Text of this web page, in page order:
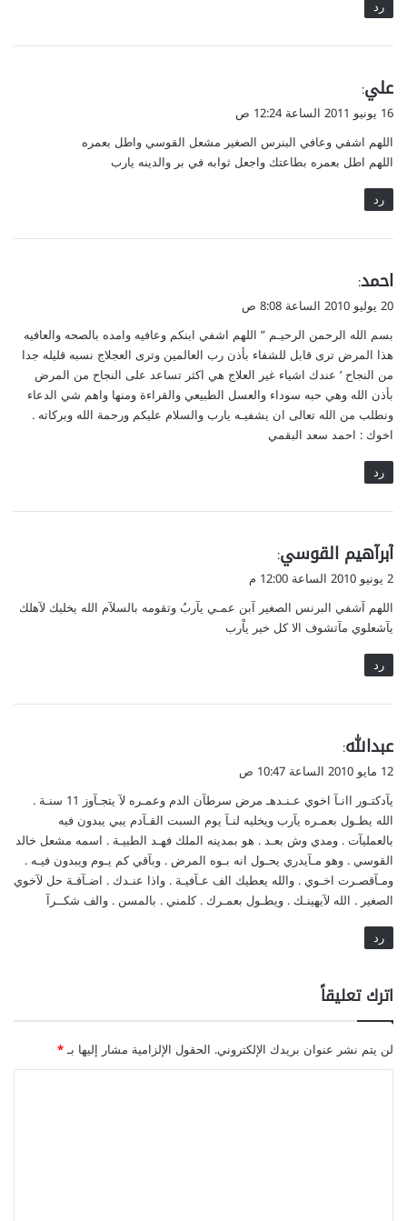
رد
ي
ق
ل
علي:
16 يونيو 2011 الساعة 12:24 ص
اللهم اشفي وعافي البنرس الصغير مشعل القوسي واطل بعمره
اللهم اطل بعمره بطاعتك واجعل ثوابه في بر والدينه يارب
رد
ي
ق
ل
احمد:
20 يوليو 2010 الساعة 8:08 ص
بسم الله الرحمن الرحيـم ” اللهم اشفي ابنكم وعافيه وامده بالصحه والعافيه
هذا المرض ترى قابل للشفاء بأذن رب العالمين وترى العجلاج نسبه قليله جدا
من النجاح ‘ عندك اشياء غير العلاج هي اكثر تساعد على النجاح من المرض
بأذن الله وهي حبه سوداء والعسل الطبيعي والقراءة ومنها واهم شي الدعاء
ونطلب من الله تعالى ان يشفيـه يارب والسلام عليكم ورحمة الله وبركاته .
اخوك : احمد سعد البقمي
رد
ي
ق
ل
آبرآهيم القوسي:
2 يونيو 2010 الساعة 12:00 م
اللهم آشفي البرنس الصغير آبن عمـي يآربُ وتقومه بالسلآم الله يخليك لآهلك
يآشعلوي مآتشوف الا كل خير ياْرب
رد
ي
ق
ل
عبدالله:
12 مايو 2010 الساعة 10:47 ص
يآدكتـور اانـآ اخوي عـنـدهـ مرض سرطآن الدم وعمـره لآ يتجـآوز 11 سنـة .
الله يطـول بعمـره يآرب ويخليه لنـآ يوم السبت القـآدم يبي يبدون فيه
بالعمليآت . ومدي وش بعـد . هو بمدينه الملك فهـد الطبيـة . اسمه مشعل خالد
القوسي . وهو مـآيدري يحـول انه بـوه المرض . وبآقي كم يـوم ويبدون فيـه .
ومـآقصـرت اخـوي . والله يعطيك الف عـآفيـة . واذا عنـدك . اضـآفـة حل لآخوي
الصغير . الله لآيهينـك . ويطـول بعمـرك . كلمني . بالمسن . والف شكــرآ
رد
اترك تعليقاً
لن يتم نشر عنوان بريدك الإلكتروني. الحقول الإلزامية مشار إليها بـ*